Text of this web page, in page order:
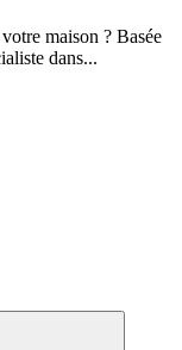
maison ? Basée
dans...